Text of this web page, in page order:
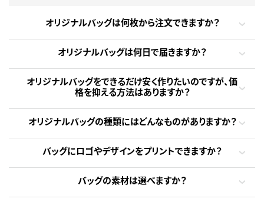
オリジナルバッグは何枚から注文できますか？
オリジナルバッグは何日で届きますか？
オリジナルバッグをできるだけ安く作りたいのですが、価
格を抑える方法はありますか？
オリジナルバッグの種類にはどんなものがありますか？
バッグにロゴやデザインをプリントできますか？
バッグの素材は選べますか？